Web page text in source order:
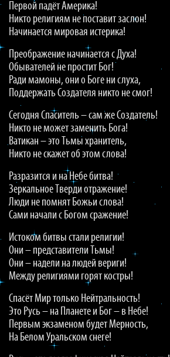
Первой падёт Америка!
Никто религиям не поставит заслон!
Начинается мировая истерика!
Преображение начинается с Духа!
Обывателей не простит Бог!
Ради мамоны, они о Боге ни слуха,
Поддержать Создателя никто не смог!
Сегодня Спаситель – сам же Создатель!
Никто не может заменить Бога!
Ватикан – это Тьмы хранитель,
Никто не скажет об этом слова!
Разразится и на Небе битва!
Зеркальное Тверди отражение!
Люди не помнят Божьи слова!
Сами начали с Богом сражение!
Истоком битвы стали религии!
Они – представители Тьмы!
Они – надели на людей вериги!
Между религиями горят костры!
Спасёт Мир только Нейтральность!
Это Русь – на Планете и Бог – в Небе!
Первым экзаменом будет Мерность,
На Белом Уральском снеге!